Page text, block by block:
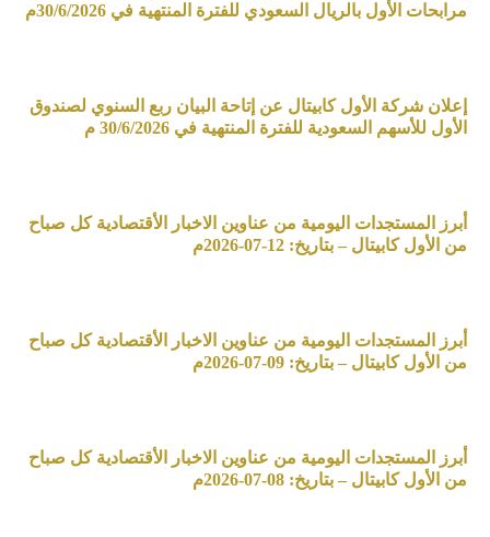
مرابحات الأول بالريال السعودي للفترة المنتهية في 30/6/2026م
إعلان شركة الأول كابيتال عن إتاحة البيان ربع السنوي لصندوق
الأول للأسهم السعودية للفترة المنتهية في 30/6/2026 م
أبرز المستجدات اليومية من عناوين الاخبار الأقتصادية كل صباح
من الأول كابيتال – بتاريخ: 12-07-2026م
أبرز المستجدات اليومية من عناوين الاخبار الأقتصادية كل صباح
من الأول كابيتال – بتاريخ: 09-07-2026م
أبرز المستجدات اليومية من عناوين الاخبار الأقتصادية كل صباح
من الأول كابيتال – بتاريخ: 08-07-2026م